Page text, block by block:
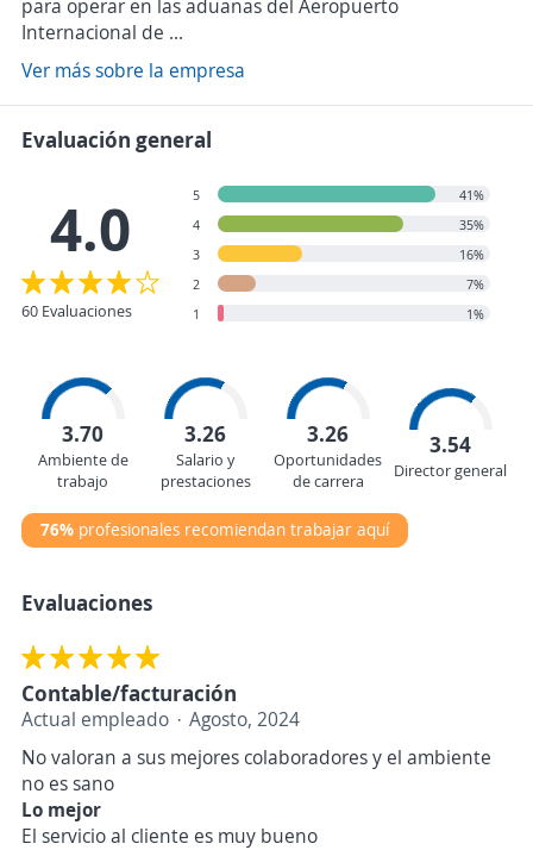
para operar en las aduanas del Aeropuerto
Internacional de ...
Ver más sobre la empresa
Evaluación general
4.0
60 Evaluaciones
5
41%
4
35%
3
16%
2
7%
1
1%
3.70
Ambiente de
trabajo
3.26
Salario y
prestaciones
3.26
Oportunidades
de carrera
3.54
Director general
76% profesionales recomiendan trabajar aquí
Evaluaciones
Contable/facturación
Actual empleado
Agosto, 2024
No valoran a sus mejores colaboradores y el ambiente
no es sano
Lo mejor
El servicio al cliente es muy bueno